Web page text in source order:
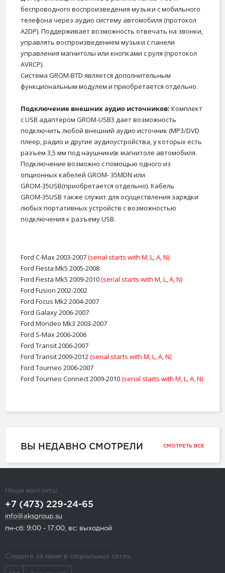
беспроводного воспроизведения музыки с мобильного
телефона через аудио систему автомобиля (протокол
A2DP). Поддерживает возможность отвечать на звонки,
управлять воспроизведением музыки с панели
управления магнитолы или кнопками с руля (протокол
AVRCP).
Система GROM-BТD является дополнительным
функциональным модулем и приобретается отдельно.
Подключение внешних аудио источников: Комплект
с USB адаптером GROM-USB3 дает возможность
подключить любой внешний аудио источник (MP3/DVD
плеер, радио и другие аудиоустройства, у которых есть
разъем 3,5 мм под наушники)к магнитоле автомобиля.
Подключение возможно с помощью одного из
опционных кабелей GRОМ- 35MDN или
GRОМ-35USB(приобретается отдельно). Кабель
GRОМ-35USB также служит для осуществления зарядки
любых портативных устройств с возможностью
подключения к разъему USB.
Ford C-Max 2003-2007(serial starts with M, L, A, N)
Ford Fiesta Mk5 2005-2008
Ford Fiesta Mk5 2009-2010(serial starts with M, L, A, N)
Ford Fusion 2002-2002
Ford Focus Mk2 2004-2007
Ford Galaxy 2006-2007
Ford Mondeo Mk3 2003-2007
Ford S-Max 2006-2006
Ford Transit 2006-2007
Ford Transit 2009-2012(serial starts with M, L, A, N)
Ford Tourneo 2006-2007
Ford Tourneo Connect 2009-2010(serial starts with M, L, A, N)
ВЫ НЕДАВНО СМОТРЕЛИ СМОТРЕТЬ ВСЕ
Наши контакты
+7 (473) 229-24-65
info@aksgroup.su
пн-сб: 9:00 - 17:00, вс: выходной
Следите за нами в социальных сетях: